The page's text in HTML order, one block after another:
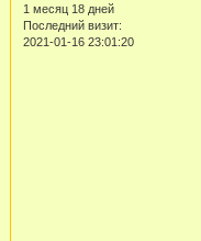
1 месяц 18 дней
Последний визит:
2021-01-16 23:01:20